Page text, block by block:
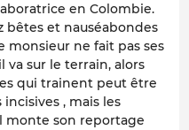
en Colombie.
bêtes et nauséabondes
monsieur ne fait pas ses
va sur le terrain, alors
qui trainent peut être
, mais les
monte son reportage